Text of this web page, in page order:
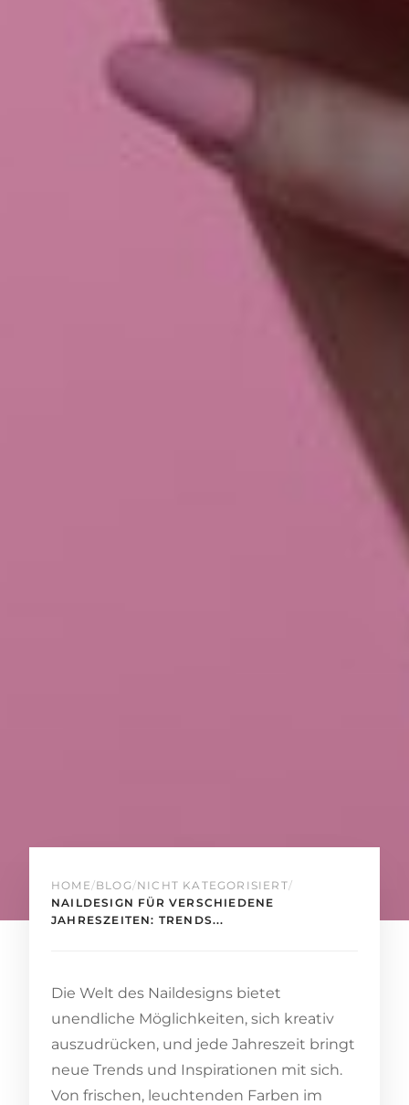
HOME /BLOG /NICHT KATEGORISIERT/
NAILDESIGN FÜR VERSCHIEDENE
JAHRESZEITEN: TRENDS...
Die Welt des Naildesigns bietet
unendliche Möglichkeiten, sich kreativ
auszudrücken, und jede Jahreszeit bringt
neue Trends und Inspirationen mit sich.
Von frischen, leuchtenden Farben im